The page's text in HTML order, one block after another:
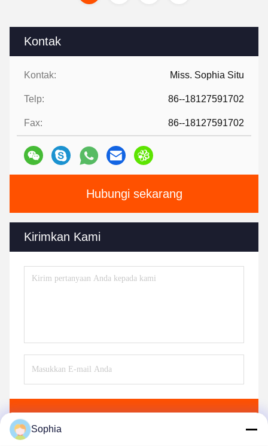
Kontak
Kontak: Miss. Sophia Situ
Telp: 86--18127591702
Fax: 86--18127591702
Hubungi sekarang
Kirimkan Kami
Sophia